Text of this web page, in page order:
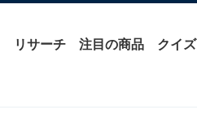
リサーチ 注目の商品 クイズ